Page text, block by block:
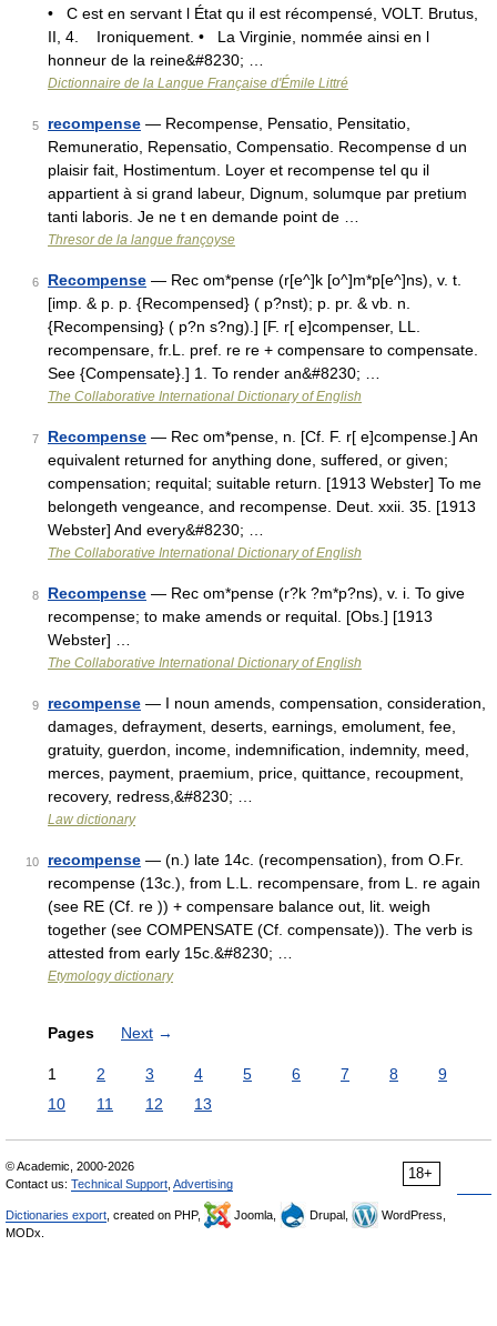
• C est en servant l État qu il est récompensé, VOLT. Brutus,
II, 4. Ironiquement. • La Virginie, nommée ainsi en l
honneur de la reine&#8230; …
Dictionnaire de la Langue Française d'Émile Littré
5 recompense — Recompense, Pensatio, Pensitatio,
Remuneratio, Repensatio, Compensatio. Recompense d un
plaisir fait, Hostimentum. Loyer et recompense tel qu il
appartient à si grand labeur, Dignum, solumque par pretium
tanti laboris. Je ne t en demande point de …
Thresor de la langue françoyse
6 Recompense — Rec om*pense (r[e^]k [o^]m*p[e^]ns), v. t.
[imp. & p. p. {Recompensed} ( p?nst); p. pr. & vb. n.
{Recompensing} ( p?n s?ng).] [F. r[ e]compenser, LL.
recompensare, fr.L. pref. re re + compensare to compensate.
See {Compensate}.] 1. To render an&#8230; …
The Collaborative International Dictionary of English
7 Recompense — Rec om*pense, n. [Cf. F. r[ e]compense.] An
equivalent returned for anything done, suffered, or given;
compensation; requital; suitable return. [1913 Webster] To me
belongeth vengeance, and recompense. Deut. xxii. 35. [1913
Webster] And every&#8230; …
The Collaborative International Dictionary of English
8 Recompense — Rec om*pense (r?k ?m*p?ns), v. i. To give
recompense; to make amends or requital. [Obs.] [1913
Webster] …
The Collaborative International Dictionary of English
9 recompense — I noun amends, compensation, consideration,
damages, defrayment, deserts, earnings, emolument, fee,
gratuity, guerdon, income, indemnification, indemnity, meed,
merces, payment, praemium, price, quittance, recoupment,
recovery, redress,&#8230; …
Law dictionary
10 recompense — (n.) late 14c. (recompensation), from O.Fr.
recompense (13c.), from L.L. recompensare, from L. re again
(see RE (Cf. re )) + compensare balance out, lit. weigh
together (see COMPENSATE (Cf. compensate)). The verb is
attested from early 15c.&#8230; …
Etymology dictionary
Pages Next →
1 2 3 4 5 6 7 8
9
10
11 12 13
18+
© Academic, 2000-2026
Contact us: Technical Support Advertising
Dictionaries export , created on PHP, Joomla, Drupal,
WordPress,
MODx.